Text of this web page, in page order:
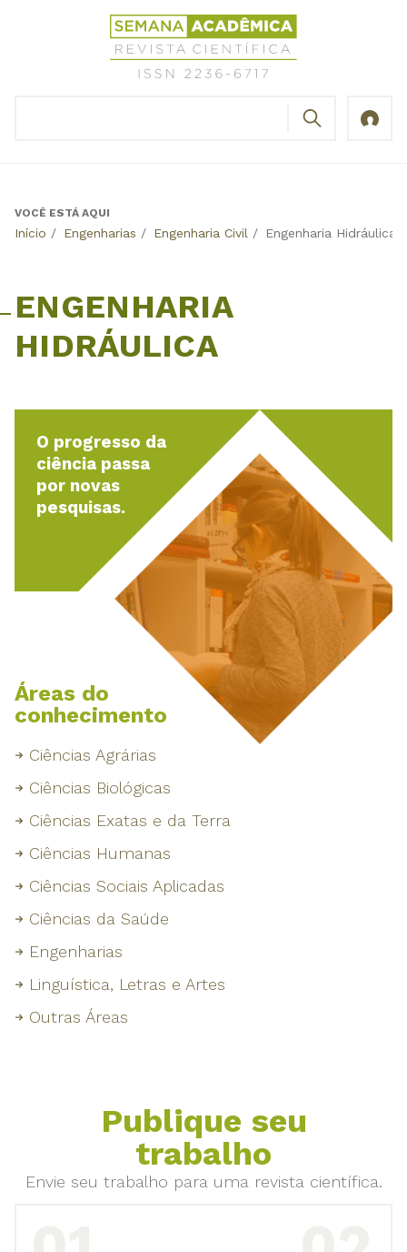
Revista
Científica
Semana
Back
VOCÊ ESTÁ AQUI
Início / Engenharias / Engenharia Civil / Engenharia Hidráulica
ENGENHARIA
HIDRÁULICA
O progresso da
ciência passa
por novas
pesquisas.
Áreas do
conhecimento
Ciências Agrárias
Ciências Biológicas
Ciências Exatas e da Terra
Ciências Humanas
Ciências Sociais Aplicadas
Ciências da Saúde
Engenharias
Linguística, Letras e Artes
Outras Áreas
Publique seu
trabalho
Envie seu trabalho para uma revista científica.